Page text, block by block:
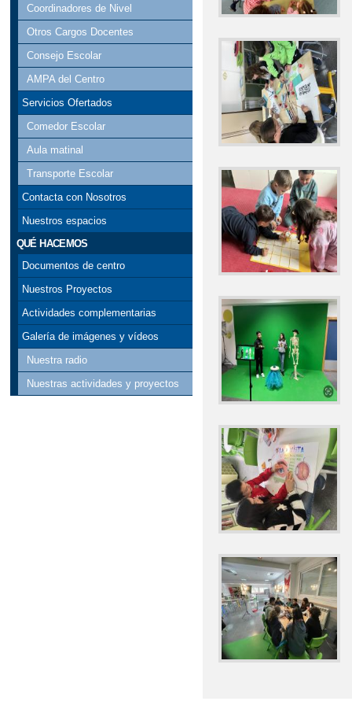
Coordinadores de Nivel
Otros Cargos Docentes
Consejo Escolar
AMPA del Centro
Servicios Ofertados
Comedor Escolar
Aula matinal
Transporte Escolar
Contacta con Nosotros
Nuestros espacios
QUÉ HACEMOS
Documentos de centro
Nuestros Proyectos
Actividades complementarias
Galería de imágenes y vídeos
Nuestra radio
Nuestras actividades y proyectos